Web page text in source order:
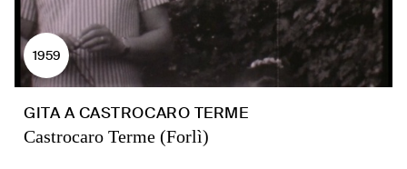
1959
GITA A CASTROCARO TERME
Castrocaro Terme (Forlì)